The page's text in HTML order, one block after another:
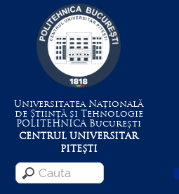
Universitatea Națională
de Știință și Tehnologie
POLITEHNICABucurești
CENTRUL UNIVERSITAR
PITEȘTI
Menu